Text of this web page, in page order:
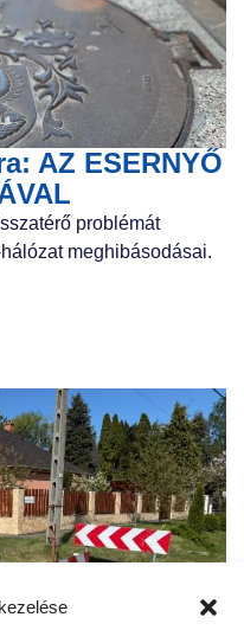
AZ ESERNYŐ
problémát
meghibásodásai.